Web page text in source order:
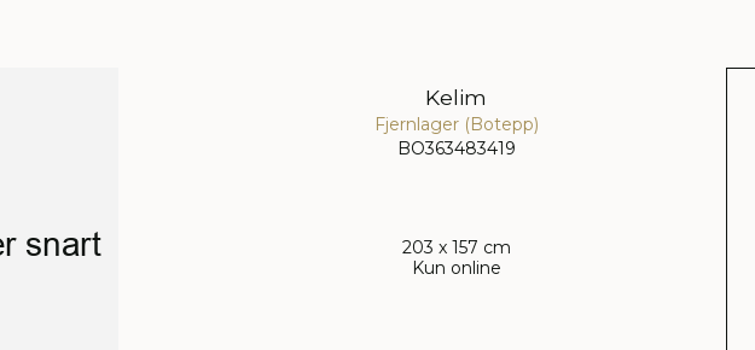
Kelim
Fjernlager (Botepp)
BO363483419
203 x 157 cm
Kun online